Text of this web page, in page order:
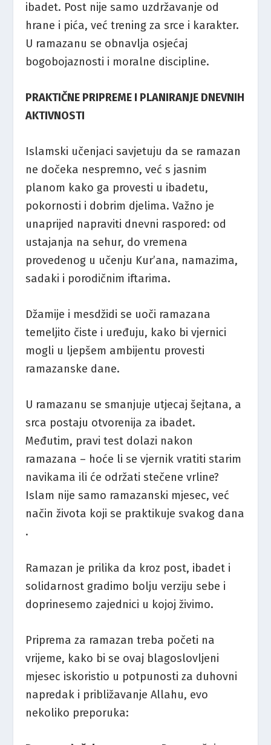
ibadet. Post nije samo uzdržavanje od
hrane i pića, već trening za srce i karakter.
U ramazanu se obnavlja osjećaj
bogobojaznosti i moralne discipline​.
PRAKTIČNE PRIPREME I PLANIRANJE DNEVNIH
AKTIVNOSTI
Islamski učenjaci savjetuju da se ramazan
ne dočeka nespremno, već s jasnim
planom kako ga provesti u ibadetu,
pokornosti i dobrim djelima. Važno je
unaprijed napraviti dnevni raspored: od
ustajanja na sehur, do vremena
provedenog u učenju Kur’ana, namazima,
sadaki i porodičnim iftarima​.
Džamije i mesdžidi se uoči ramazana
temeljito čiste i uređuju, kako bi vjernici
mogli u ljepšem ambijentu provesti
ramazanske dane​.
U ramazanu se smanjuje utjecaj šejtana, a
srca postaju otvorenija za ibadet.
Međutim, pravi test dolazi nakon
ramazana – hoće li se vjernik vratiti starim
navikama ili će održati stečene vrline?
Islam nije samo ramazanski mjesec, već
način života koji se praktikuje svakog dana​
.
Ramazan je prilika da kroz post, ibadet i
solidarnost gradimo bolju verziju sebe i
doprinesemo zajednici u kojoj živimo.
Priprema za ramazan treba početi na
vrijeme, kako bi se ovaj blagoslovljeni
mjesec iskoristio u potpunosti za duhovni
napredak i približavanje Allahu, evo
nekoliko preporuka: